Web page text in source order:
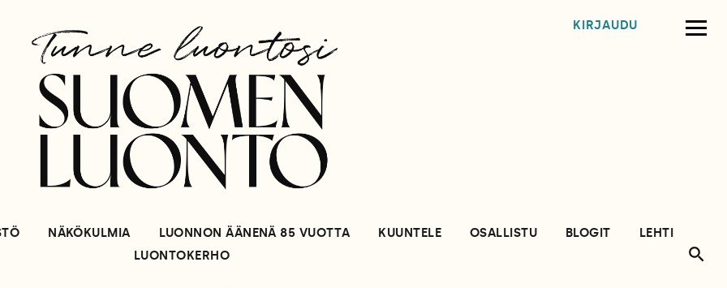
KIRJAUDU
NÄKÖKULMIA LUONNON ÄÄNENÄ 85 VUOTTA KUUNTELE OSALLISTU BLOGIT
LEHTI
LUONTOKERHO